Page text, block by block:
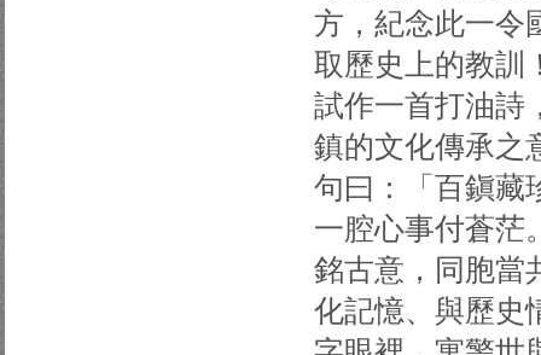
方，紀念此一令
取歷史上的教訓
試作一首打油詩
鎮的文化傳承之
句曰：「百鎭藏
一腔心事付蒼茫
銘古意，同胞當
化記憶、與歷史